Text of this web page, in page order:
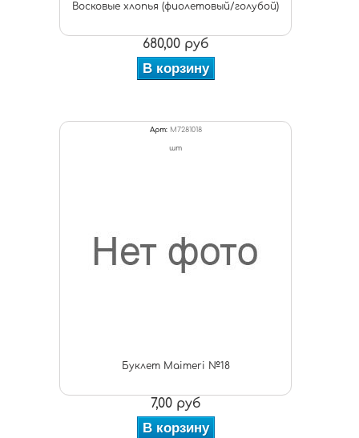
Восковые хлопья (фиолетовый/голубой)
680,00 руб
В корзину
Арт: M7281018
шт
Буклет Maimeri №18
7,00 руб
В корзину